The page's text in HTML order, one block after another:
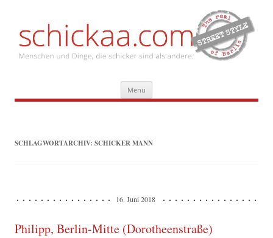
Menü Inhalt
springen
SCHLAGWORTARCHIV: SCHICKER MANN
16. Juni 2018
Philipp, Berlin-Mitte (Dorotheenstraße)